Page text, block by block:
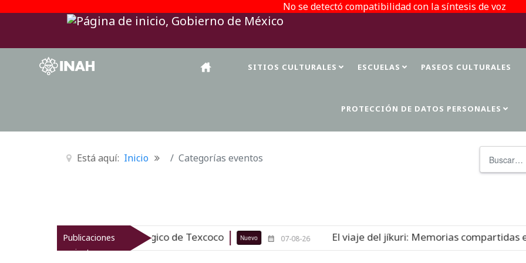
No se detectó compatibilidad con la síntesis de voz
SITIOS CULTURALES ESCUELAS PASEOS CULTURALES
PROTECCIÓN DE DATOS PERSONALES
Está aquí: Inicio Categorías eventos
Publicaciones
recientes
arqueológico de Texcoco Nuevo 07-08-26 El viaje del jíkuri: Memorias compartidas en Cueva